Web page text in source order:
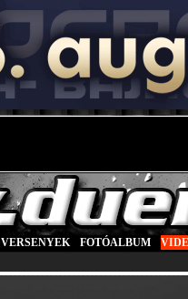
VERSENYEK FOTÓALBUM